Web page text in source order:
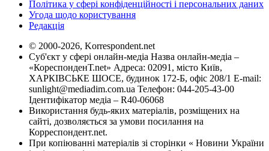
Політика у сфері конфіденційності і персональних даних
Угода щодо користування
Редакція
© 2000-2026, Korrespondent.net
Суб'єкт у сфері онлайн-медіа Назва онлайн-медіа –
«КореспонденТ.net» Адреса: 02091, місто Київ,
ХАРКІВСЬКЕ ШОСЕ, будинок 172-Б, офіс 208/1 E-mail:
sunlight@mediadim.com.ua Телефон: 044-205-43-00
Ідентифікатор медіа – R40-06068
Використання будь-яких матеріалів, розміщених на
сайті, дозволяється за умови посилання на
Корреспондент.net.
При копіюванні матеріалів зі сторінки « Новини України